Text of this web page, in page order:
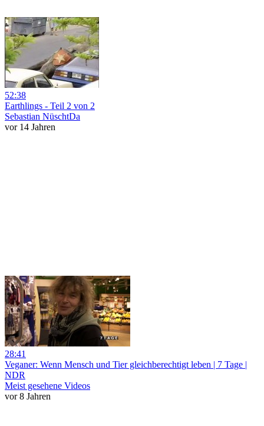
52:38
Earthlings - Teil 2 von 2
Sebastian NüschtDa
vor 14 Jahren
28:41
Veganer: Wenn Mensch und Tier gleichberechtigt leben | 7 Tage |
NDR
Meist gesehene Videos
vor 8 Jahren